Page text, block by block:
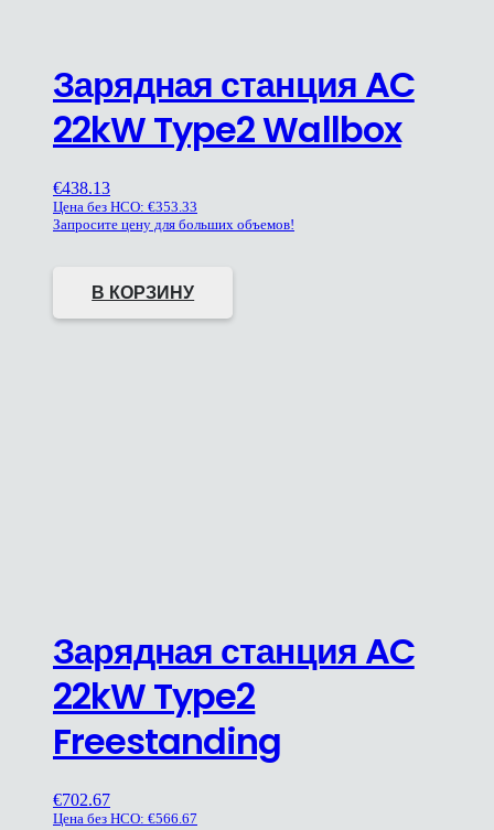
Зарядная станция AC
22kW Type2 Wallbox
€438.13
Цена без НСО: €353.33
Запросите цену для больших объемов!
В КОРЗИНУ
Зарядная станция AC
22kW Type2
Freestanding
€702.67
Цена без НСО: €566.67